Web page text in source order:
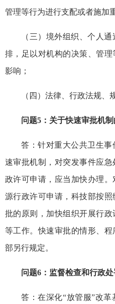
管理等行为进行支配或者施加
（三）境外组织、个人
排，足以对机构的决策、管
影响；
（四）法律、行政法规、
问题5：关于快速审批机
答：针对重大公共卫生
速审批机制，对突发事件应
政许可申请，应当加快办理
源行政许可申请，科技部按
批的原则，加快组织开展行
等工作。快速审批的情形、
部另行规定。
问题6：监督检查和行政
答：在深化“放管服”改